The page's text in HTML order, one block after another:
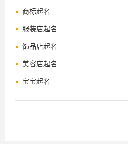
商标起名
服装店起名
饰品店起名
美容店起名
宝宝起名